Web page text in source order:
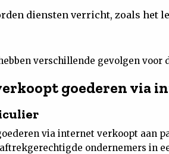
diensten verricht, zoals het
verschillende gevolgen voor
goederen via
via internet verkoopt aan
ondernemers in